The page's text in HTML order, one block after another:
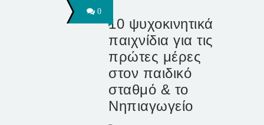
0
10 ψυχοκινητικά
παιχνίδια για τις
πρώτες μέρες
στον παιδικό
σταθμό & το
Νηπιαγωγείο